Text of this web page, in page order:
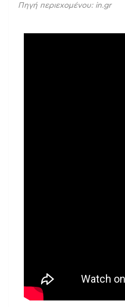
Πηγή περιεχομένου: in.gr